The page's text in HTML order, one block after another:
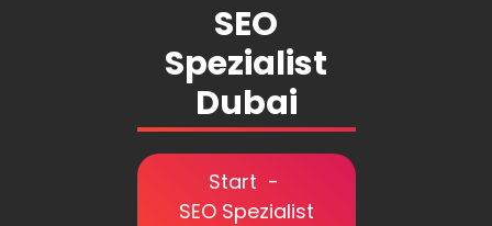
SEO
Spezialist
Dubai
Start -
SEO Spezialist